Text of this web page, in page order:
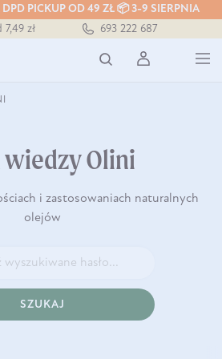
PICKUP OD 49 ZŁ 📦 3-9 SIERPNIA
7,49 zł
693 222 687
wiedzy Olini
i zastosowaniach naturalnych
olejów
SZUKAJ